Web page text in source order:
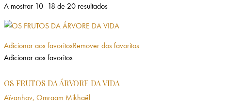
A mostrar 10–18 de 20 resultadosOrdenado
mais
recentes
Adicionar aos favoritosRemover dos favoritos
Adicionar aos favoritos
OS FRUTOS DA ÁRVORE DA VIDA
Aïvanhov, Omraam Mikhaël